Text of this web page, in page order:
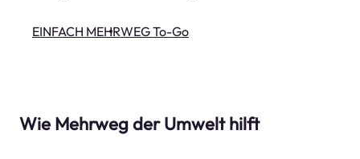
EINFACH MEHRWEG To-Go
Wie Mehrweg der Umwelt hilft